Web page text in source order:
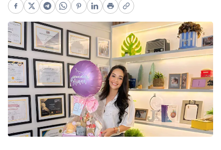
Facebook
X Telegram
WhatsApp
Pinterest
LinkedIn
PrintCopy link